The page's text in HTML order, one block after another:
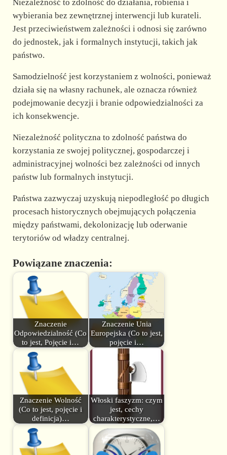
Niezależność to zdolność do działania, robienia i
wybierania bez zewnętrznej interwencji lub kurateli.
Jest przeciwieństwem zależności i odnosi się zarówno
do jednostek, jak i formalnych instytucji, takich jak
państwo.
Samodzielność jest korzystaniem z wolności, ponieważ
działa się na własny rachunek, ale oznacza również
podejmowanie decyzji i branie odpowiedzialności za
ich konsekwencje.
Niezależność polityczna to zdolność państwa do
korzystania ze swojej politycznej, gospodarczej i
administracyjnej wolności bez zależności od innych
państw lub formalnych instytucji.
Państwa zazwyczaj uzyskują niepodległość po długich
procesach historycznych obejmujących połączenia
między państwami, dekolonizację lub oderwanie
terytoriów od władzy centralnej.
Powiązane znaczenia:
Znaczenie
Odpowiedzialność (Co
to jest, Pojęcie i…
Znaczenie Unia
Europejska (Co to jest,
pojęcie i…
Znaczenie Wolność
(Co to jest, pojęcie i
definicja)…
Włoski faszyzm: czym
jest, cechy
charakterystyczne,…